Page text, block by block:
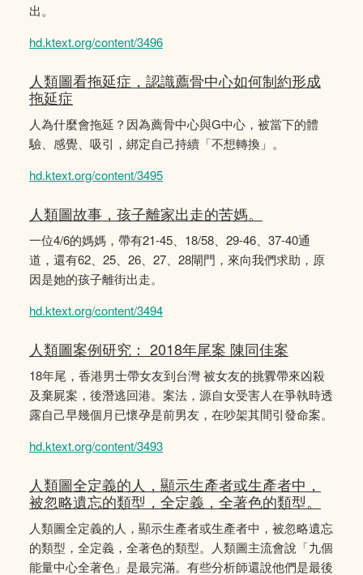
出。
hd.ktext.org/content/3496
人類圖看拖延症，認識薦骨中心如何制約形成
拖延症
人為什麼會拖延？因為薦骨中心與G中心，被當下的體
驗、感覺、吸引，綁定自己持續「不想轉換」。
hd.ktext.org/content/3495
人類圖故事，孩子離家出走的苦媽。
一位4/6的媽媽，帶有21-45、18/58、29-46、37-40通
道，還有62、25、26、27、28閘門，來向我們求助，原
因是她的孩子離街出走。
hd.ktext.org/content/3494
人類圖案例研究： 2018年尾案 陳同佳案
18年尾，香港男士帶女友到台灣 被女友的挑釁帶來凶殺
及棄屍案，後潛逃回港。案法，源自女受害人在爭執時透
露自己早幾個月已懷孕是前男友，在吵架其間引發命案。
hd.ktext.org/content/3493
人類圖全定義的人，顯示生產者或生產者中，
被忽略遺忘的類型，全定義，全著色的類型。
人類圖全定義的人，顯示生產者或生產者中，被忽略遺忘
的類型，全定義，全著色的類型。人類圖主流會說「九個
能量中心全著色」是最完滿。有些分析師還說他們是最後